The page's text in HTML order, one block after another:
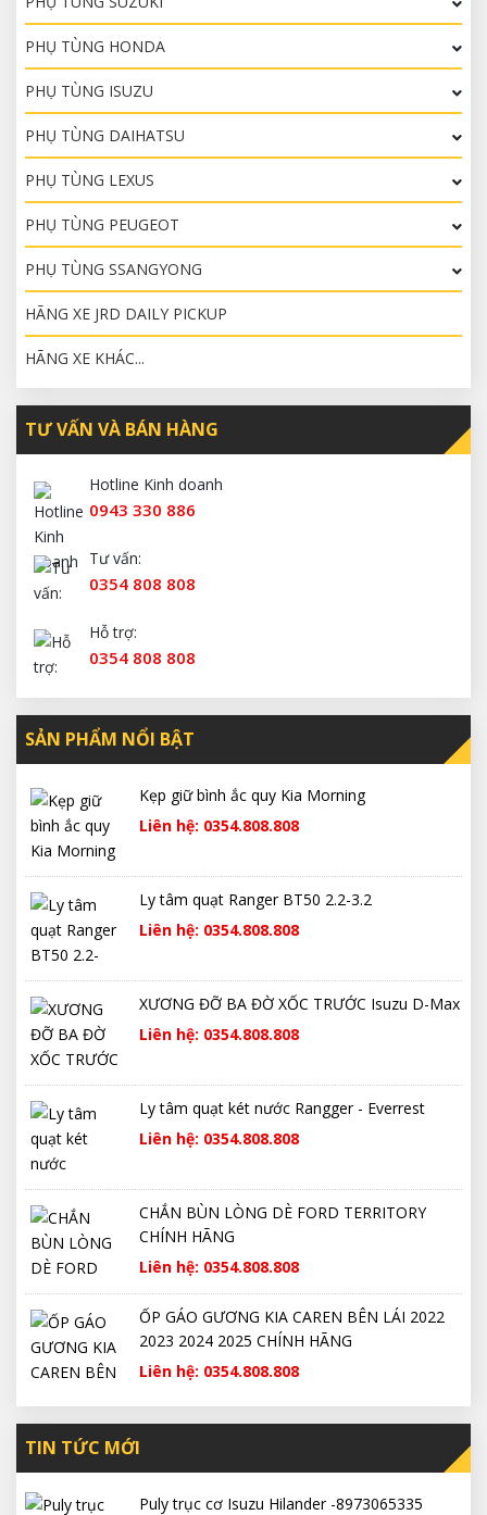
PHỤ TÙNG HONDA
PHỤ TÙNG ISUZU
PHỤ TÙNG DAIHATSU
PHỤ TÙNG LEXUS
PHỤ TÙNG PEUGEOT
PHỤ TÙNG SSANGYONG
HÃNG XE JRD DAILY PICKUP
HÃNG XE KHÁC...
TƯ VẤN VÀ BÁN HÀNG
Hotline Kinh doanh
0943 330 886
Tư vấn:
0354 808 808
Hỗ trợ:
0354 808 808
SẢN PHẨM NỔI BẬT
Kẹp giữ bình ắc quy Kia Morning
Liên hệ: 0354.808.808
Ly tâm quạt Ranger BT50 2.2-3.2
Liên hệ: 0354.808.808
XƯƠNG ĐỠ BA ĐỜ XỐC TRƯỚC Isuzu D-Max
Liên hệ: 0354.808.808
Ly tâm quạt két nước Rangger - Everrest
Liên hệ: 0354.808.808
CHẮN BÙN LÒNG DÈ FORD TERRITORY
CHÍNH HÃNG
Liên hệ: 0354.808.808
ỐP GÁO GƯƠNG KIA CAREN BÊN LÁI 2022
2023 2024 2025 CHÍNH HÃNG
Liên hệ: 0354.808.808
TIN TỨC MỚI
Puly trục cơ Isuzu Hilander -8973065335